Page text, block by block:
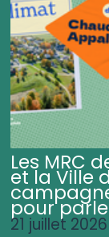
Les MRC
et la Ville
pour
21 juillet 2026